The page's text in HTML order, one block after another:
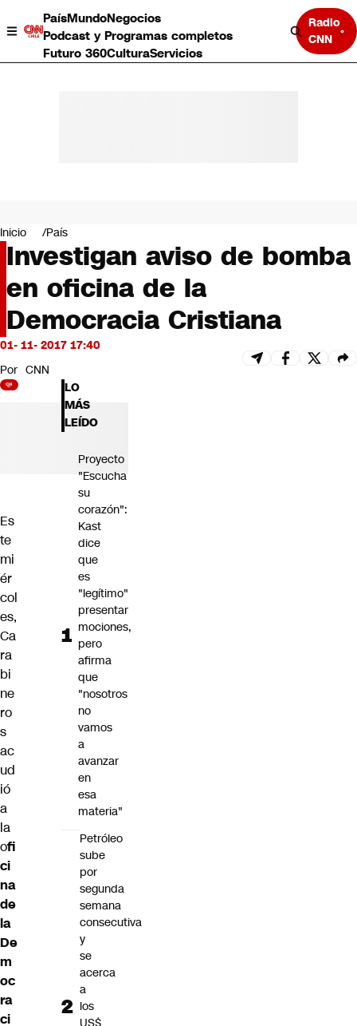
PaísMundoNegocios
Podcast y Programas completos
Futuro 360CulturaServicios
Radio
CNN
Negocios
Deportes
Programas completos
Cultura
Servicios
Bits
CNN tiempo
Futuro 360
Opinión
Inicio País
Investigan aviso de bomba
en oficina de la
Democracia Cristiana
01- 11- 2017 17:40
Por CNN
Es
te
mi
ér
col
es,
Ca
ra
bi
ne
ro
s
ac
ud
ió
a
la
ofi
ci
na
de
la
De
m
oc
ra
ci
LO
MÁS
LEÍDO
Proyecto
"Escucha
su
corazón":
Kast
dice
que
es
"legítimo"
presentar
mociones,
pero
afirma
que
"nosotros
no
vamos
a
avanzar
en
esa
materia"
Petróleo
sube
por
segunda
semana
consecutiva
y
se
acerca
a
los
US$